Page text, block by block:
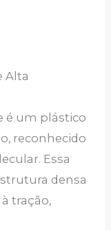
Alta
é um plástico
reconhecido
Essa
densa
tração,